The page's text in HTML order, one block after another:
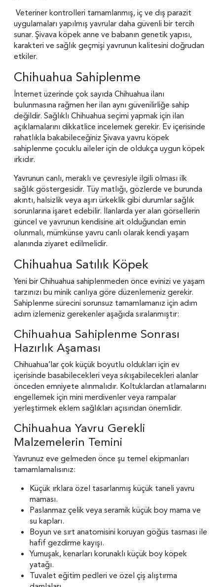
Veteriner kontrolleri tamamlanmış, iç ve dış parazit
uygulamaları yapılmış yavrular daha güvenli bir tercih
sunar. Şivava köpek anne ve babanın genetik yapısı,
karakteri ve sağlık geçmişi yavrunun kalitesini doğrudan
etkiler.
Chihuahua Sahiplenme
İnternet üzerinde çok sayıda Chihuahua ilanı
bulunmasına rağmen her ilan aynı güvenilirliğe sahip
değildir. Sağlıklı Chihuahua seçimi yapmak için ilan
açıklamalarını dikkatlice incelemek gerekir. Ev içerisinde
rahatlıkla bakabileceğiniz Şivava yavru köpek
sahiplenme çocuklu aileler için de oldukça uygun köpek
ırkıdır.
Yavrunun canlı, meraklı ve çevresiyle ilgili olması ilk
sağlık göstergesidir. Tüy matlığı, gözlerde ve burunda
akıntı, halsizlik veya aşırı ürkeklik gibi durumlar sağlık
sorunlarına işaret edebilir. İlanlarda yer alan görsellerin
güncel ve yavrunun kendisine ait olduğundan emin
olunmalı, mümkünse yavru canlı olarak kendi yaşam
alanında ziyaret edilmelidir.
Chihuahua Satılık Köpek
Yeni bir Chihuahua sahiplenmeden önce evinizi ve yaşam
tarzınızı bu minik canlıya göre düzenlemeniz gerekir.
Sahiplenme sürecini sorunsuz tamamlamanız için adım
adım izlemeniz gerekenler aşağıda sıralanmıştır:
Chihuahua Sahiplenme Sonrası
Hazırlık Aşaması
Chihuahua’lar çok küçük boyutlu oldukları için ev
içerisinde basabilecekleri veya sıkışabilecekleri alanlar
önceden emniyete alınmalıdır. Koltuklardan atlamalarını
engellemek için mini merdivenler veya rampalar
yerleştirmek eklem sağlıkları açısından önemlidir.
Chihuahua Yavru Gerekli
Malzemelerin Temini
Yavrunuz eve gelmeden önce şu temel ekipmanları
tamamlamalısınız:
Küçük ırklara özel tasarlanmış küçük taneli yavru
maması.
Paslanmaz çelik veya seramik küçük boy mama ve
su kapları.
Boyun ve sırt anatomisini koruyan göğüs tasması ile
hafif gezdirme kayışı.
Yumuşak, kenarları korunaklı küçük boy köpek
yatağı.
Tuvalet eğitim pedleri ve özel çiş alıştırma